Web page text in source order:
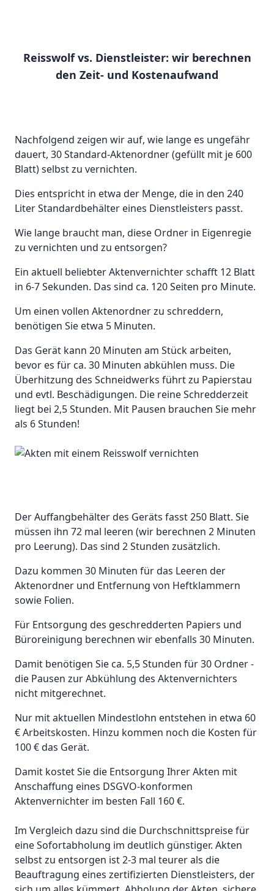
Reisswolf vs. Dienstleister: wir berechnen
den Zeit- und Kostenaufwand
Nachfolgend zeigen wir auf, wie lange es ungefähr
dauert, 30 Standard-Aktenordner (gefüllt mit je 600
Blatt) selbst zu vernichten.
Dies entspricht in etwa der Menge, die in den 240
Liter Standardbehälter eines Dienstleisters passt.
Wie lange braucht man, diese Ordner in Eigenregie
zu vernichten und zu entsorgen?
Ein aktuell beliebter Aktenvernichter schafft 12 Blatt
in 6-7 Sekunden. Das sind ca. 120 Seiten pro Minute.
Um einen vollen Aktenordner zu schreddern,
benötigen Sie etwa 5 Minuten.
Das Gerät kann 20 Minuten am Stück arbeiten,
bevor es für ca. 30 Minuten abkühlen muss. Die
Überhitzung des Schneidwerks führt zu Papierstau
und evtl. Beschädigungen. Die reine Schredderzeit
liegt bei 2,5 Stunden. Mit Pausen brauchen Sie mehr
als 6 Stunden!
Der Auffangbehälter des Geräts fasst 250 Blatt. Sie
müssen ihn 72 mal leeren (wir berechnen 2 Minuten
pro Leerung). Das sind 2 Stunden zusätzlich.
Dazu kommen 30 Minuten für das Leeren der
Aktenordner und Entfernung von Heftklammern
sowie Folien.
Für Entsorgung des geschredderten Papiers und
Büroreinigung berechnen wir ebenfalls 30 Minuten.
Damit benötigen Sie ca. 5,5 Stunden für 30 Ordner -
die Pausen zur Abkühlung des Aktenvernichters
nicht mitgerechnet.
Nur mit aktuellen Mindestlohn entstehen in etwa 60
€ Arbeitskosten. Hinzu kommen noch die Kosten für
100 € das Gerät.
Damit kostet Sie die Entsorgung Ihrer Akten mit
Anschaffung eines DSGVO-konformen
Aktenvernichter im besten Fall 160 €.
Im Vergleich dazu sind die Durchschnittspreise für
eine Sofortabholung im deutlich günstiger. Akten
selbst zu entsorgen ist 2-3 mal teurer als die
Beauftragung eines zertifizierten Dienstleisters, der